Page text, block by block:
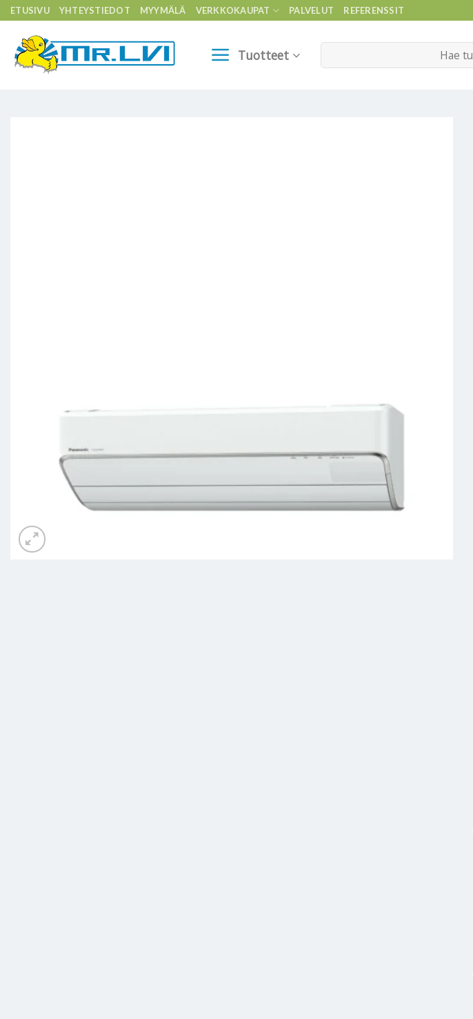
Skip
to
content
ETUSIVU YHTEYSTIEDOT MYYMÄLÄ VERKKOKAUPAT PALVELUT REFERENSSIT
Tuotteet